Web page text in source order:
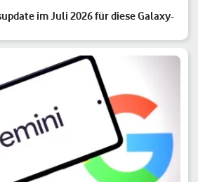
im Juli 2026 für diese Galaxy-